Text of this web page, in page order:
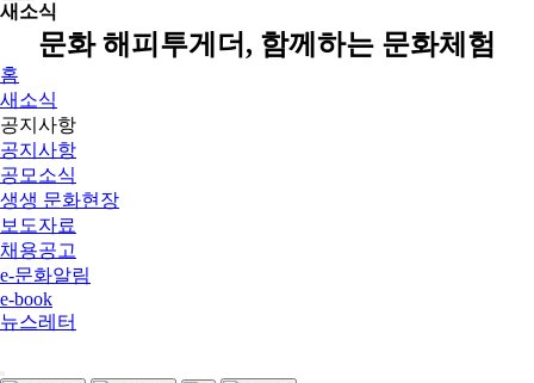
새소식
문화 해피투게더, 함께하는 문화체험
홈
새소식
공지사항
공지사항
공모소식
생생 문화현장
보도자료
채용공고
e-문화알림
e-book
뉴스레터